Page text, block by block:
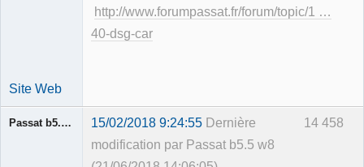
http://www.forumpassat.fr/forum/topic/1 …
40-dsg-car
Site Web
14 458
Passat b5.5 w8 15/02/2018 9:24:55 Dernière
modification par Passat b5.5 w8